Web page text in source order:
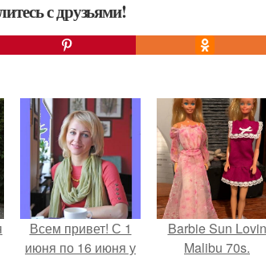
с друзьями!
Всем привет! С 1
июня по 16 июня у
Barbie Sun Lovin
Malibu 70s.